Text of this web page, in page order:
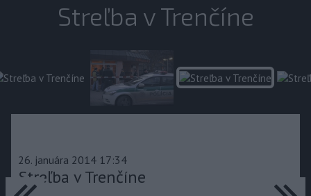
Streľba v Trenčíne
26. januára 2014 17:34
Streľba v Trenčíne